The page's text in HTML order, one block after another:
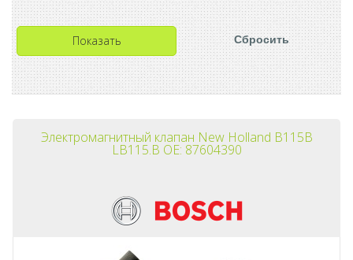
Электромагнитный клапан New Holland B115B
LB115.B OE: 87604390